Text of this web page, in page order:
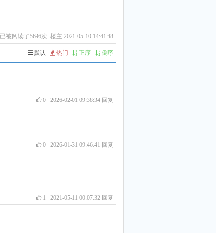
已被阅读了5696次 楼主 2021-05-10 14:41:48
默认 热门 正序 倒序
02026-02-01 09:38:34 回复
02026-01-31 09:46:41 回复
1 2021-05-11 00:07:32 回复